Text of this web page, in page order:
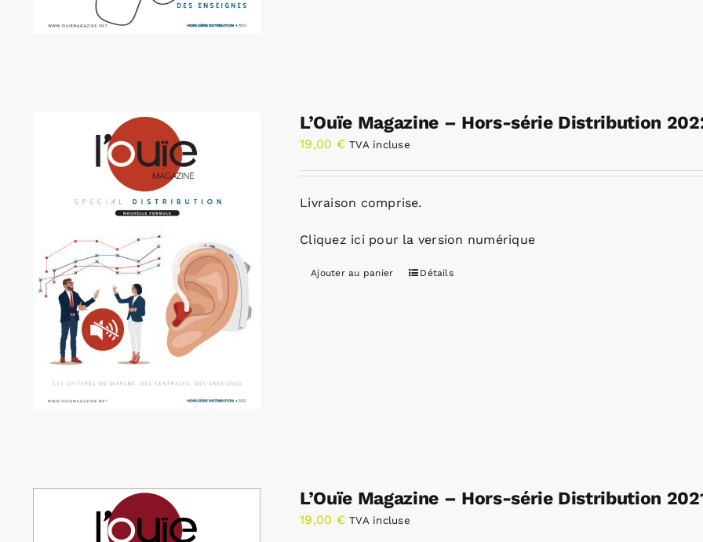
L’Ouïe Magazine – Hors-série Distribution
19,00 € TVA incluse
Livraison comprise.
Cliquez ici pour la version numérique
Ajouter au panier Détails
L’Ouïe Magazine – Hors-série Distribution
19,00 € TVA incluse